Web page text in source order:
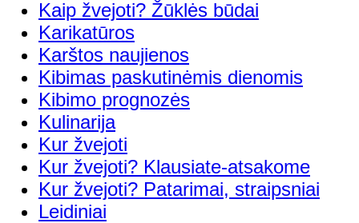
Kaip žvejoti? Žūklės būdai
Karikatūros
Karštos naujienos
Kibimas paskutinėmis dienomis
Kibimo prognozės
Kulinarija
Kur žvejoti
Kur žvejoti? Klausiate-atsakome
Kur žvejoti? Patarimai, straipsniai
Leidiniai